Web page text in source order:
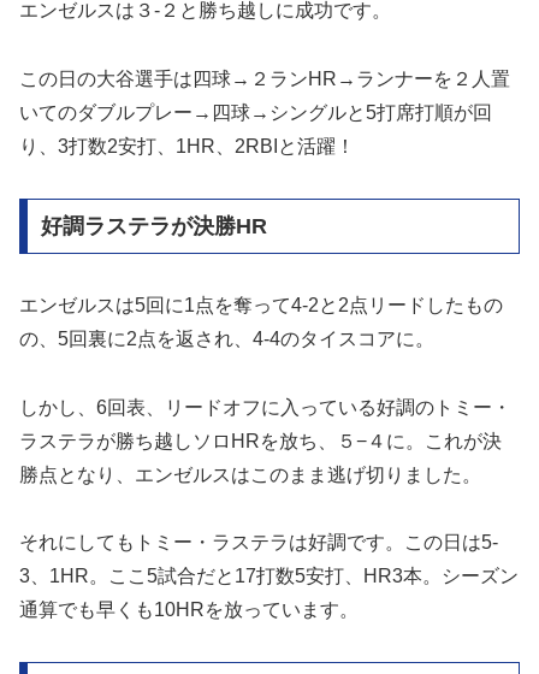
エンゼルスは３-２と勝ち越しに成功です。
この日の大谷選手は四球→２ランHR→ランナーを２人置
いてのダブルプレー→四球→シングルと5打席打順が回
り、3打数2安打、1HR、2RBIと活躍！
好調ラステラが決勝HR
エンゼルスは5回に1点を奪って4-2と2点リードしたもの
の、5回裏に2点を返され、4-4のタイスコアに。
しかし、6回表、リードオフに入っている好調のトミー・
ラステラが勝ち越しソロHRを放ち、５−４に。これが決
勝点となり、エンゼルスはこのまま逃げ切りました。
それにしてもトミー・ラステラは好調です。この日は5-
3、1HR。ここ5試合だと17打数5安打、HR3本。シーズン
通算でも早くも10HRを放っています。